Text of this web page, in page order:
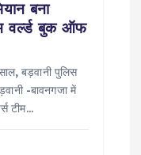
बना
वर्ल्ड बुक ऑफ
बड़वानी पुलिस
-बावनगजा में
टीम…